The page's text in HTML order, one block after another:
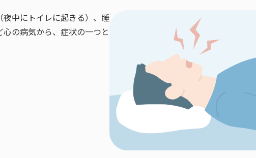
中にトイレに起きる）、睡
の病気から、症状の一つと